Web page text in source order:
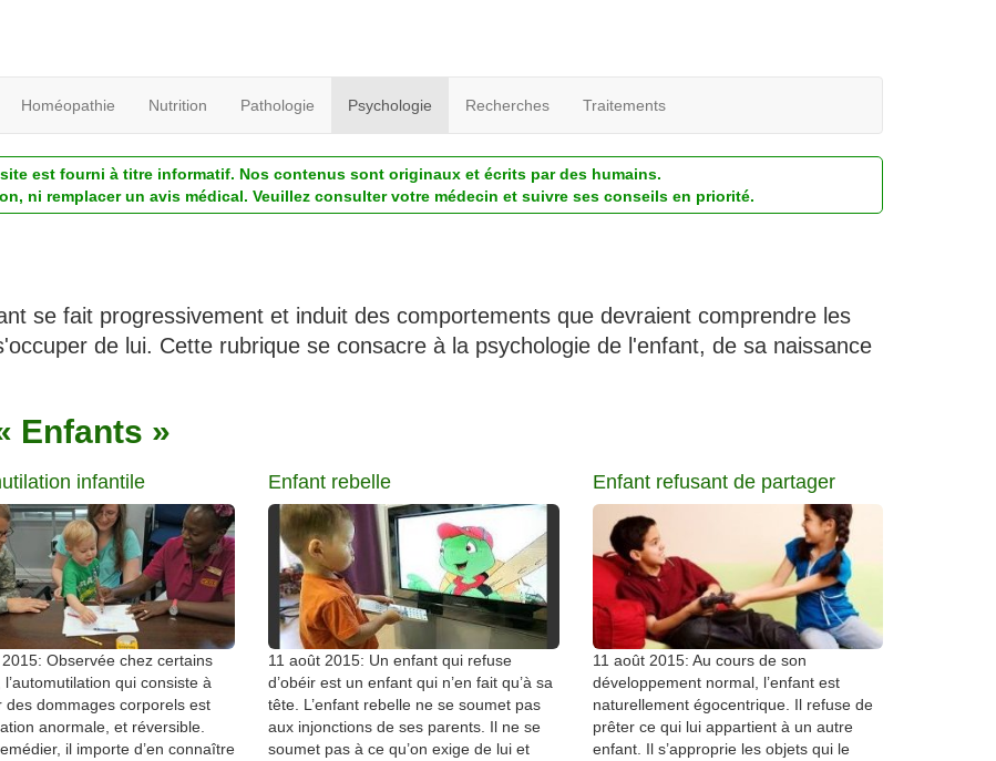
Homéopathie Nutrition Pathologie Psychologie Recherches Traitements
est fourni à titre informatif. Nos contenus sont originaux et écrits par des humains.
ni remplacer un avis médical. Veuillez consulter votre médecin et suivre ses conseils en priorité.
se fait progressivement et induit des comportements que devraient comprendre les
de lui. Cette rubrique se consacre à la psychologie de l'enfant, de sa naissance
Enfants »
infantile
Observée chez certains
l’automutilation qui consiste à
des dommages corporels est
anormale, et réversible.
il importe d’en connaître
Enfant rebelle
11 août 2015: Un enfant qui refuse
d’obéir est un enfant qui n’en fait qu’à sa
tête. L’enfant rebelle ne se soumet pas
aux injonctions de ses parents. Il ne se
soumet pas à ce qu’on exige de lui et
Enfant refusant de partager
11 août 2015: Au cours de son
développement normal, l’enfant est
naturellement égocentrique. Il refuse de
prêter ce qui lui appartient à un autre
enfant. Il s’approprie les objets qui le